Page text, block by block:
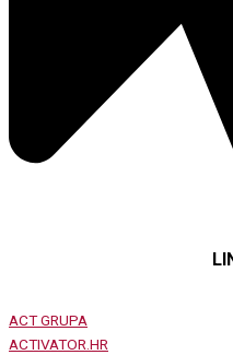
ACT GRUPA
ACTIVATOR.HR